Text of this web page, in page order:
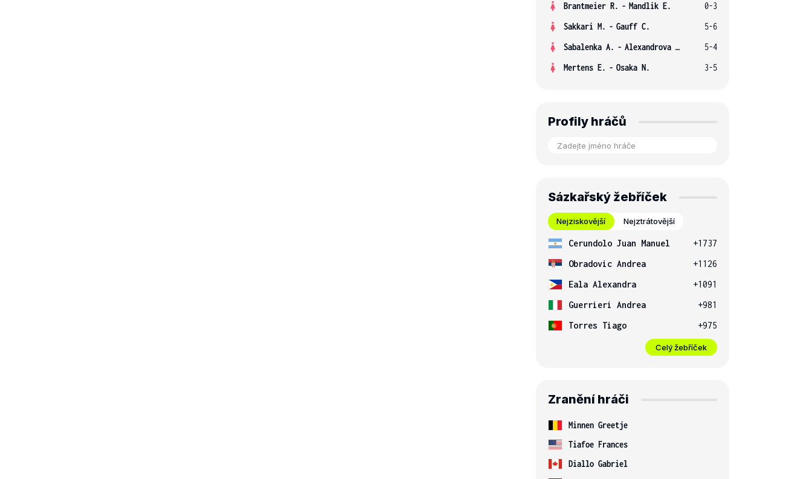
Brantmeier R. - Mandlik E.
0-3
Sakkari M. - Gauff C.
5-6
Sabalenka A. - Alexandrova E.
5-4
Mertens E. - Osaka N. 3-5
Profily hráčů
Sázkařský žebříček
Nejziskovější Nejztrátovější
Cerundolo Juan Manuel
+1737
Obradovic Andrea
+1126
Eala Alexandra
+1091
Guerrieri Andrea
+981
Torres Tiago
+975
Celý žebříček
Zranění hráči
Minnen Greetje
Tiafoe Frances
Diallo Gabriel